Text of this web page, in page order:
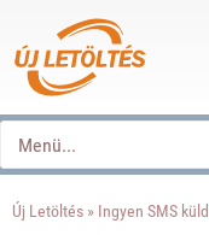
Új Letöltés » Ingyen SMS